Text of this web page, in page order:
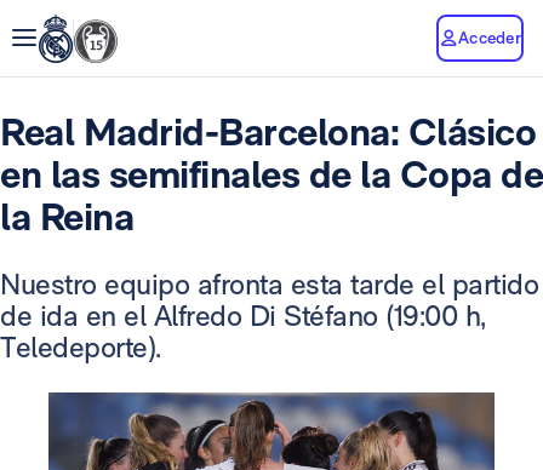
Acceder
Real Madrid-Barcelona: Clásico
en las semifinales de la Copa de
la Reina
Nuestro equipo afronta esta tarde el partido
de ida en el Alfredo Di Stéfano (19:00 h,
Teledeporte).